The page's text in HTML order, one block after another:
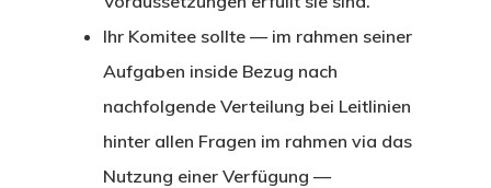
Ihr Komitee sollte — im rahmen seiner
Aufgaben inside Bezug nach
nachfolgende Verteilung bei Leitlinien
hinter allen Fragen im rahmen via das
Nutzung einer Verfügung —